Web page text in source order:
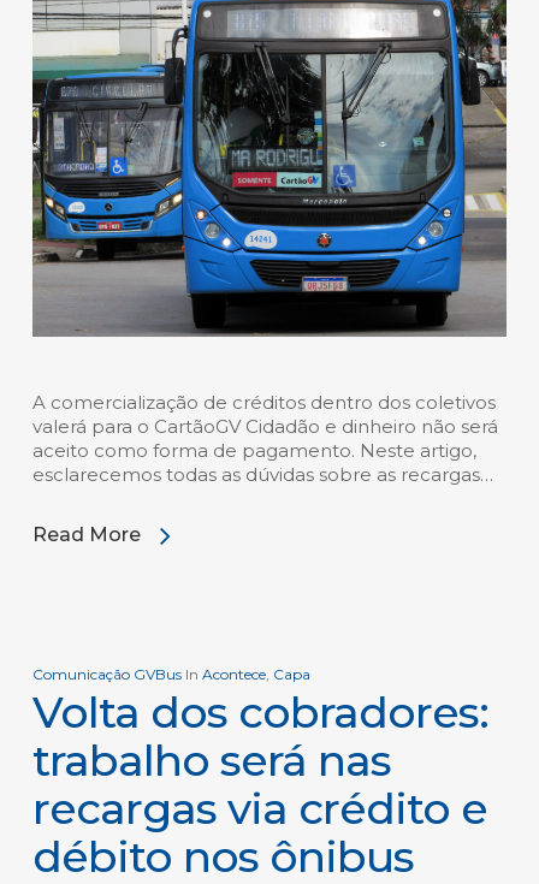
A comercialização de créditos dentro dos coletivos
valerá para o CartãoGV Cidadão e dinheiro não será
aceito como forma de pagamento. Neste artigo,
esclarecemos todas as dúvidas sobre as recargas…
Read More
Comunicação GVBus In Acontece, Capa
Volta dos cobradores:
trabalho será nas
recargas via crédito e
débito nos ônibus